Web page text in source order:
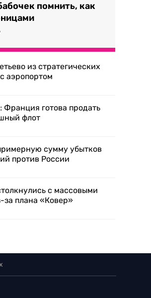
помнить, как
из стратегических
аэропортом
Франция готова продать
флот
сумму убытков
против России
с массовыми
плана «Ковер»